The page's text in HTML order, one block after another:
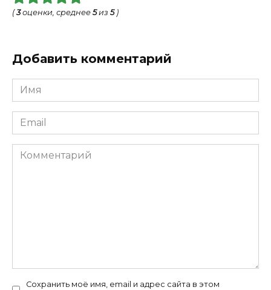
(3оценки, среднее 5из 5)
Добавить комментарий
Имя
*
Email
*
Комментарий
Сохранить моё имя, email и адрес сайта в этом